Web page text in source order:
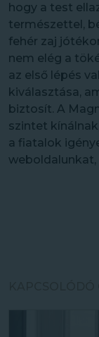
hogy a test
természettel,
fehér zaj
nem elég a
az első lépés
kiválasztása,
biztosít. A
szintet
a fiatalok